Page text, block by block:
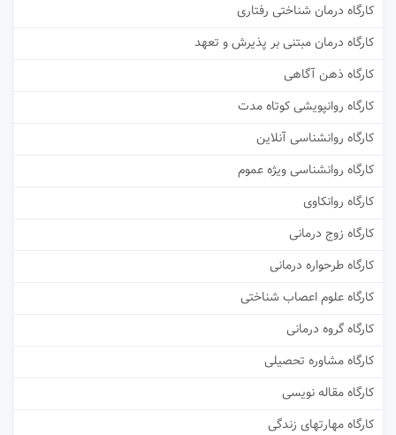
کارگاه درمان شناختی رفتاری
کارگاه درمان مبتنی بر پذیرش و تعهد
کارگاه ذهن آگاهی
کارگاه روانپویشی کوتاه مدت
کارگاه روانشناسی آنلاین
کارگاه روانشناسی ویژه عموم
کارگاه روانکاوی
کارگاه زوج درمانی
کارگاه طرحواره درمانی
کارگاه علوم اعصاب شناختی
کارگاه گروه درمانی
کارگاه مشاوره تحصیلی
کارگاه مقاله نویسی
کارگاه مهارتهای زندگی